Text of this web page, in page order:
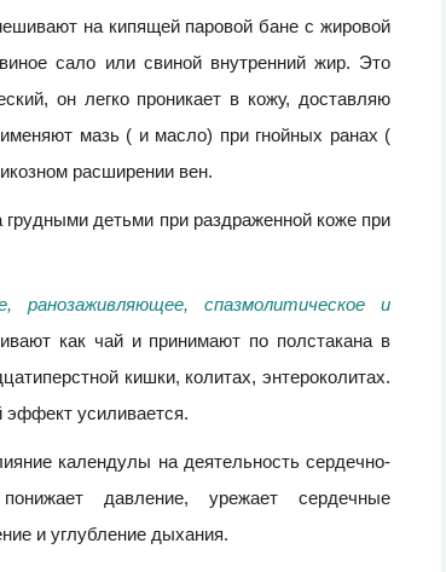
на кипящей паровой бане с жировой
сало или свиной внутренний жир. Это
он легко проникает в кожу, доставляю
мазь ( и масло) при гнойных ранах (
расширении вен.
детьми при раздраженной коже при
ранозаживляющее, спазмолитическое и
как чай и принимают по полстакана в
кишки, колитах, энтероколитах.
эффект усиливается.
календулы на деятельность сердечно-
давление, урежает сердечные
и углубление дыхания.